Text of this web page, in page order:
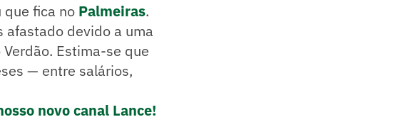
que fica no Palmeiras.
afastado devido a uma
Estima-se que
— entre salários,
novo canal Lance!